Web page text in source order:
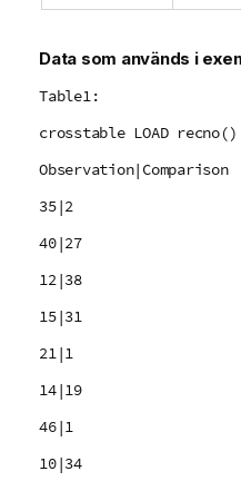
Data som används i
Table1:
crosstable LOAD
Observation|Comparison
35|2
40|27
12|38
15|31
21|1
14|19
46|1
10|34